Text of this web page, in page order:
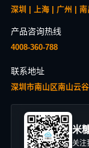
深圳 | 上海 | 广州 | 南
产品咨询热线
4008-360-788
联系地址
深圳市南山区南山云
米
关注